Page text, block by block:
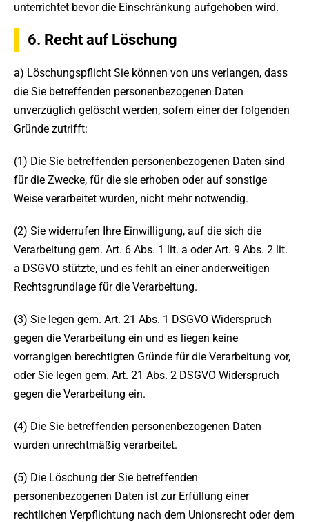
unterrichtet bevor die Einschränkung aufgehoben wird.
6. Recht auf Löschung
a) Löschungspflicht Sie können von uns verlangen, dass
die Sie betreffenden personenbezogenen Daten
unverzüglich gelöscht werden, sofern einer der folgenden
Gründe zutrifft:
(1) Die Sie betreffenden personenbezogenen Daten sind
für die Zwecke, für die sie erhoben oder auf sonstige
Weise verarbeitet wurden, nicht mehr notwendig.
(2) Sie widerrufen Ihre Einwilligung, auf die sich die
Verarbeitung gem. Art. 6 Abs. 1 lit. a oder Art. 9 Abs. 2 lit.
a DSGVO stützte, und es fehlt an einer anderweitigen
Rechtsgrundlage für die Verarbeitung.
(3) Sie legen gem. Art. 21 Abs. 1 DSGVO Widerspruch
gegen die Verarbeitung ein und es liegen keine
vorrangigen berechtigten Gründe für die Verarbeitung vor,
oder Sie legen gem. Art. 21 Abs. 2 DSGVO Widerspruch
gegen die Verarbeitung ein.
(4) Die Sie betreffenden personenbezogenen Daten
wurden unrechtmäßig verarbeitet.
(5) Die Löschung der Sie betreffenden
personenbezogenen Daten ist zur Erfüllung einer
rechtlichen Verpflichtung nach dem Unionsrecht oder dem